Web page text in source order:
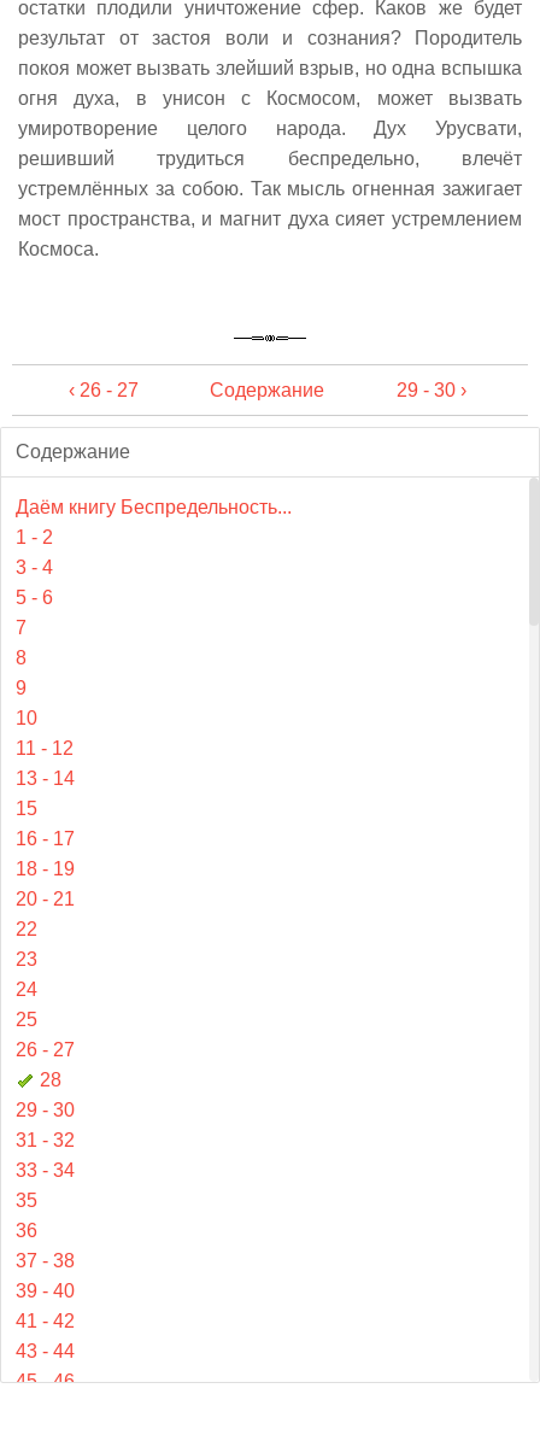
остатки плодили уничтожение сфер. Каков же будет
результат от застоя воли и сознания? Породитель
покоя может вызвать злейший взрыв, но одна вспышка
огня духа, в унисон с Космосом, может вызвать
умиротворение целого народа. Дух Урусвати,
решивший трудиться беспредельно, влечёт
устремлённых за собою. Так мысль огненная зажигает
мост пространства, и магнит духа сияет устремлением
Космоса.
‹ 26 - 27 Содержание 29 - 30 ›
Содержание
Даём книгу Беспредельность...
1 - 2
3 - 4
5 - 6
7
8
9
10
11 - 12
13 - 14
15
16 - 17
18 - 19
20 - 21
22
23
24
25
26 - 27
28
29 - 30
31 - 32
33 - 34
35
36
37 - 38
39 - 40
41 - 42
43 - 44
45 - 46